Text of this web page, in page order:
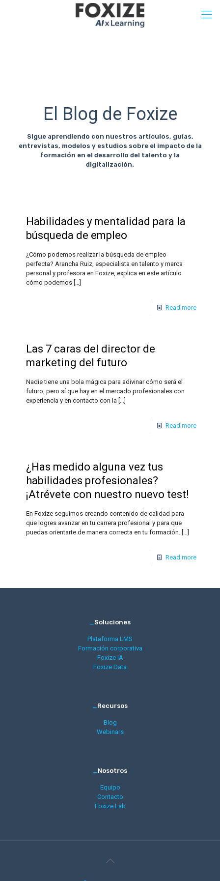
El Blog de Foxize
Sigue aprendiendo con nuestros artículos, guías,
entrevistas, modelos y estudios sobre el impacto de la
formación en el desarrollo del talento y la
digitalización.
Habilidades y mentalidad para la
búsqueda de empleo
¿Cómo podemos realizar la búsqueda de empleo
perfecta? Arancha Ruiz, especialista en talento y marca
personal y profesora en Foxize, explica en este artículo
cómo podemos […]
Read more
Las 7 caras del director de
marketing del futuro
Nadie tiene una bola mágica para adivinar cómo será el
futuro, pero sí que hay en el mercado profesionales con
experiencia y en contacto con la […]
Read more
¿Has medido alguna vez tus
habilidades profesionales?
¡Atrévete con nuestro nuevo test!
En Foxize seguimos creando contenido de calidad para
que logres avanzar en tu carrera profesional y para que
puedas orientarte de manera correcta en tu formación. […]
Read more
_Soluciones
Plataforma LMS
Formación corporativa
Foxize IA
Foxize Data
_Recursos
Blog
Webinars
_Nosotros
Equipo
Contacto
Foxize Lab